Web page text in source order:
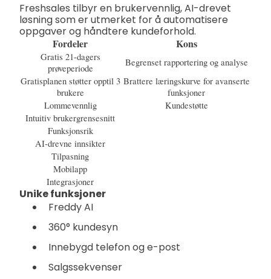
Freshsales tilbyr en brukervennlig, AI-drevet
løsning som er utmerket for å automatisere
oppgaver og håndtere kundeforhold.
Fordeler
Kons
Gratis 21-dagers
prøveperiode
Begrenset rapportering og analyse
Gratisplanen støtter opptil 3
brukere
Brattere læringskurve for avanserte
funksjoner
Lommevennlig
Kundestøtte
Intuitiv brukergrensesnitt
Funksjonsrik
AI-drevne innsikter
Tilpasning
Mobilapp
Integrasjoner
Unike funksjoner
Freddy AI
360° kundesyn
Innebygd telefon og e-post
Salgssekvenser